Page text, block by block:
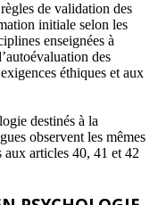
de validation des
initiale selon les
enseignées à
des
éthiques et aux
destinés à la
observent les mêmes
aux articles 40, 41 et 42